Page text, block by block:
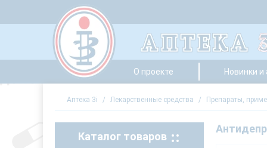
О проекте Новинки и
Аптека 3i / Лекарственные средства / Препараты,
Каталог товаров